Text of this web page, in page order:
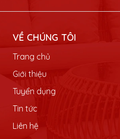
VỀ CHÚNG TÔI
Trang chủ
Giới thiệu
Tuyển dụng
Tin tức
Liên hệ